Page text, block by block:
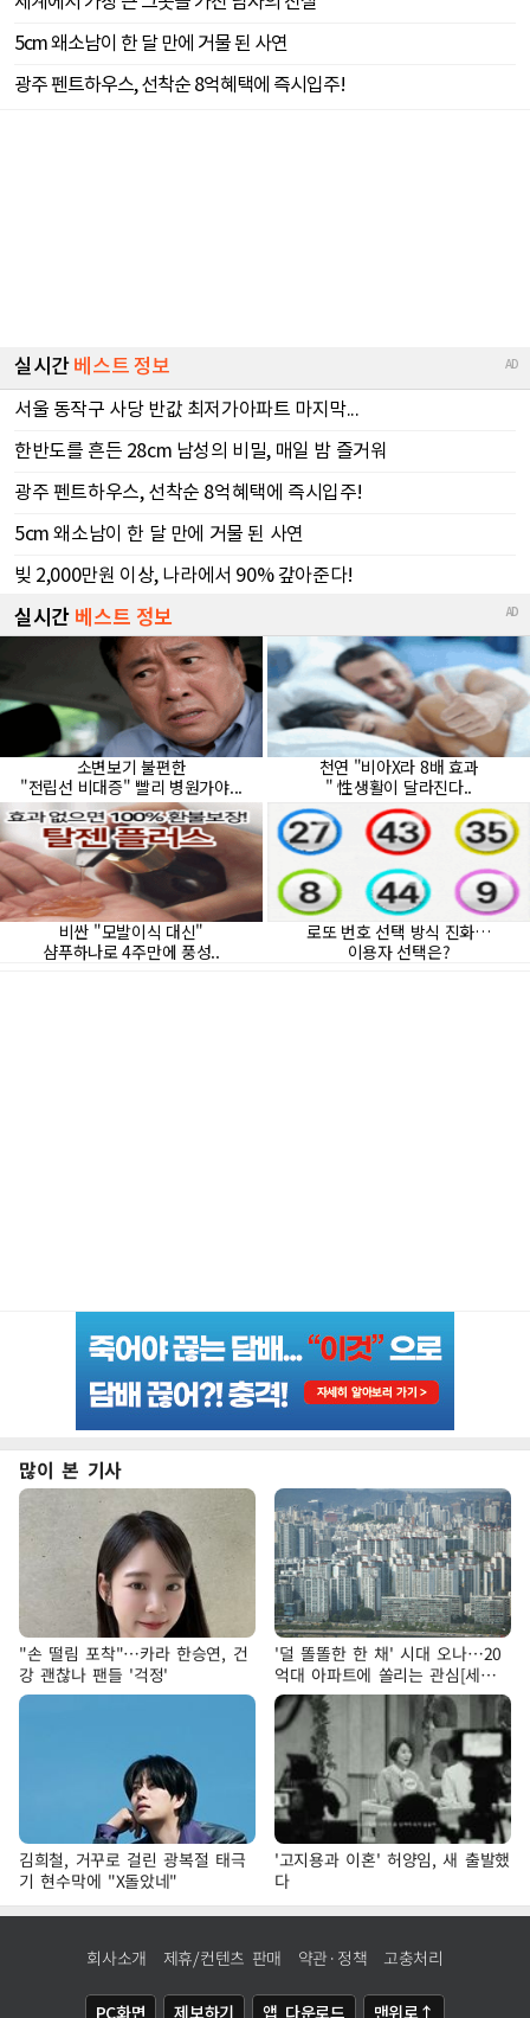
많이 본 기사
"손 떨림 포착"…카라 한승연, 건
강 괜찮나 팬들 '걱정'
'덜 똘똘한 한 채' 시대 오나…20
억대 아파트에 쏠리는 관심[세제
개편, 그 이후②]
김희철, 거꾸로 걸린 광복절 태극
기 현수막에 "X돌았네"
'고지용과 이혼' 허양임, 새 출발했
다
회사소개 제휴/컨텐츠 판매 약관·정책 고충처리
PC화면 제보하기 앱 다운로드 맨위로↑